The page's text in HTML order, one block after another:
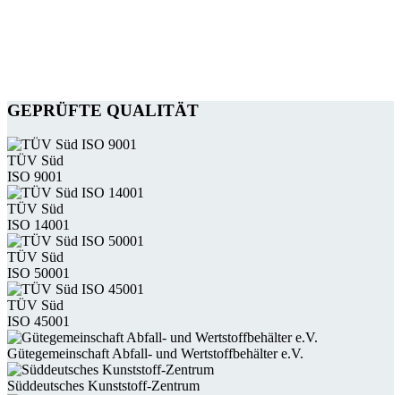
GEPRÜFTE QUALITÄT
TÜV Süd
ISO 9001
TÜV Süd
ISO 14001
TÜV Süd
ISO 50001
TÜV Süd
ISO 45001
Güte­gemein­schaft Abfall- und Wert­stoff­behälter e.V.
Süddeutsches Kunststoff-Zentrum